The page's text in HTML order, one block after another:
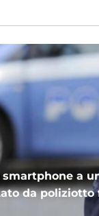
a
da poliziotto
per